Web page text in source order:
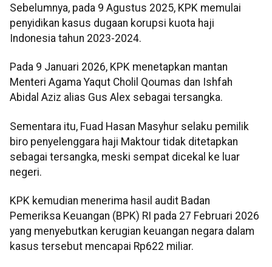
Sebelumnya, pada 9 Agustus 2025, KPK memulai
penyidikan kasus dugaan korupsi kuota haji
Indonesia tahun 2023-2024.
Pada 9 Januari 2026, KPK menetapkan mantan
Menteri Agama Yaqut Cholil Qoumas dan Ishfah
Abidal Aziz alias Gus Alex sebagai tersangka.
Sementara itu, Fuad Hasan Masyhur selaku pemilik
biro penyelenggara haji Maktour tidak ditetapkan
sebagai tersangka, meski sempat dicekal ke luar
negeri.
KPK kemudian menerima hasil audit Badan
Pemeriksa Keuangan (BPK) RI pada 27 Februari 2026
yang menyebutkan kerugian keuangan negara dalam
kasus tersebut mencapai Rp622 miliar.